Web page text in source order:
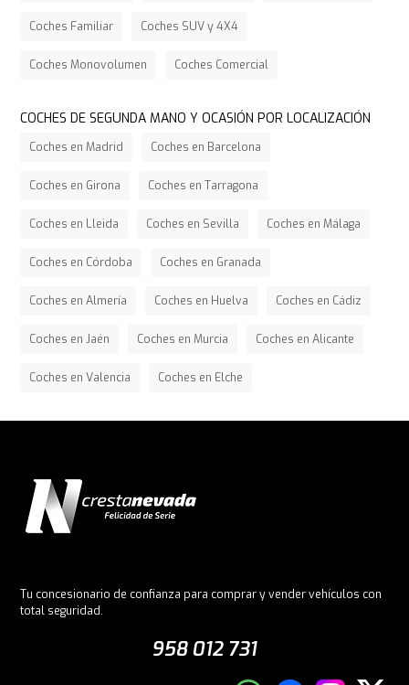
Coches Familiar Coches SUV y 4X4
Coches Monovolumen Coches Comercial
COCHES DE SEGUNDA MANO Y OCASIÓN POR LOCALIZACIÓN
Coches en Madrid Coches en Barcelona
Coches en Girona Coches en Tarragona
Coches en Lleida Coches en Sevilla Coches en Málaga
Coches en Córdoba Coches en Granada
Coches en Almería Coches en Huelva Coches en Cádiz
Coches en Jaén Coches en Murcia Coches en Alicante
Coches en Valencia Coches en Elche
Tu concesionario de confianza para comprar y vender vehículos con
total seguridad.
958 012 731